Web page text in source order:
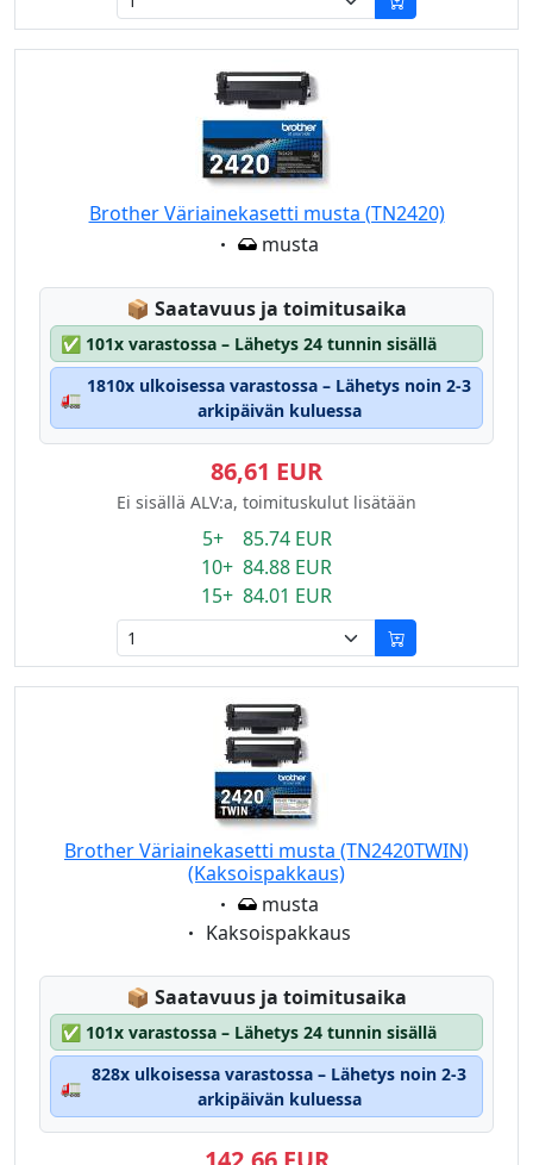
Brother Väriainekasetti musta (TN2420)
Eigenschaft:
musta
📦 Lagerstatus:
Saatavuus ja toimitusaika
✅ 101x varastossa – Lähetys 24 tunnin sisällä
🚛
1810x ulkoisessa varastossa – Lähetys noin 2-3
arkipäivän kuluessa
86,61 EUR
Ei sisällä ALV:a, toimituskulut lisätään
5+ 85.74 EUR
10+ 84.88 EUR
15+ 84.01 EUR
Brother Väriainekasetti musta (TN2420TWIN)
(Kaksoispakkaus)
Eigenschaft:
musta
Eigenschaft:
Kaksoispakkaus
📦 Lagerstatus:
Saatavuus ja toimitusaika
✅ 101x varastossa – Lähetys 24 tunnin sisällä
🚛
828x ulkoisessa varastossa – Lähetys noin 2-3
arkipäivän kuluessa